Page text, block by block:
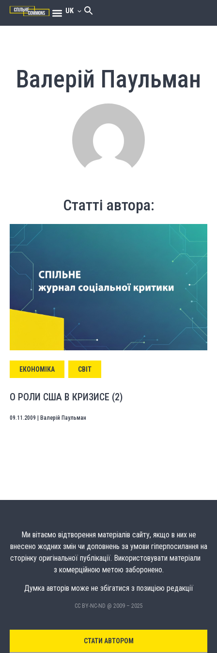
UK
Валерій Паульман
Статті автора:
ЕКОНОМІКА СВІТ
О РОЛИ США В КРИЗИСЕ (2)
09.11.2009 Валерій Паульман
Ми вітаємо відтворення матеріалів сайту, якщо в них не
внесено жодних змін чи доповнень за умови гіперпосилання на
сторінку оригінальної публікації. Використовувати матеріали
з комерційною метою заборонено.
Думка авторів може не збігатися з позицією редакції
CC BY-NC-ND @ 2009 – 2025
СТАТИ АВТОРОМ